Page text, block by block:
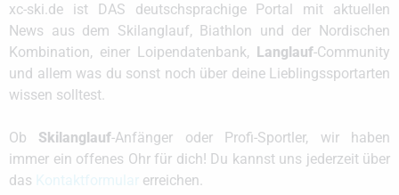
xc-ski.de ist DAS deutschsprachige Portal mit aktuellen
News aus dem Skilanglauf, Biathlon und der Nordischen
Kombination, einer Loipendatenbank,
Langlauf-Community
und allem was du sonst noch über deine Lieblingssportarten
wissen solltest.
Ob Skilanglauf-Anfänger oder Profi-Sportler, wir haben
immer ein offenes Ohr für dich! Du kannst uns jederzeit über
das
erreichen.